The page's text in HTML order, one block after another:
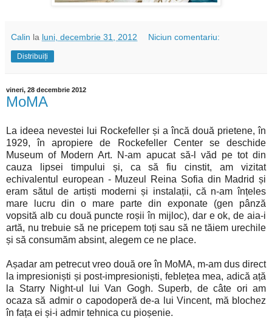
Calin la luni, decembrie 31, 2012 Niciun comentariu:
Distribuiți
vineri, 28 decembrie 2012
MoMA
La ideea nevestei lui Rockefeller și a încă două prietene, în
1929, în apropiere de Rockefeller Center se deschide
Museum of Modern Art. N-am apucat să-l văd pe tot din
cauza lipsei timpului și, ca să fiu cinstit, am vizitat
echivalentul european - Muzeul Reina Sofia din Madrid și
eram sătul de artiști moderni și instalații, că n-am înțeles
mare lucru din o mare parte din exponate (gen pânză
vopsită alb cu două puncte roșii în mijloc), dar e ok, de aia-i
artă, nu trebuie să ne pricepem toți sau să ne tăiem urechile
și să consumăm absint, alegem ce ne place.
Așadar am petrecut vreo două ore în MoMA, m-am dus direct
la impresioniști și post-impresioniști, feblețea mea, adică ață
la Starry Night-ul lui Van Gogh. Superb, de câte ori am
ocaza să admir o capodoperă de-a lui Vincent, mă blochez
în fața ei și-i admir tehnica cu pioșenie.